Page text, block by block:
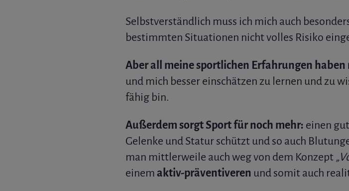
Selbstverständlich muss ich mich auch
bestimmten Situationen nicht volles Risiko
Aber all meine sportlichen Erfahrungen haben
und mich besser einschätzen zu lernen und zu
fähig bin.
Außerdem sorgt Sport für noch mehr: einen
Gelenke und Statur schützt und so auch
man mittlerweile auch weg von dem Konzept
einem aktiv-präventiveren und somit auch